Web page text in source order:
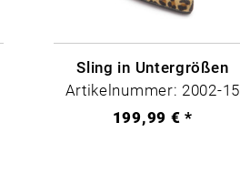
Sling in Untergrößen
Artikelnummer: 2002-15
199,99 € *